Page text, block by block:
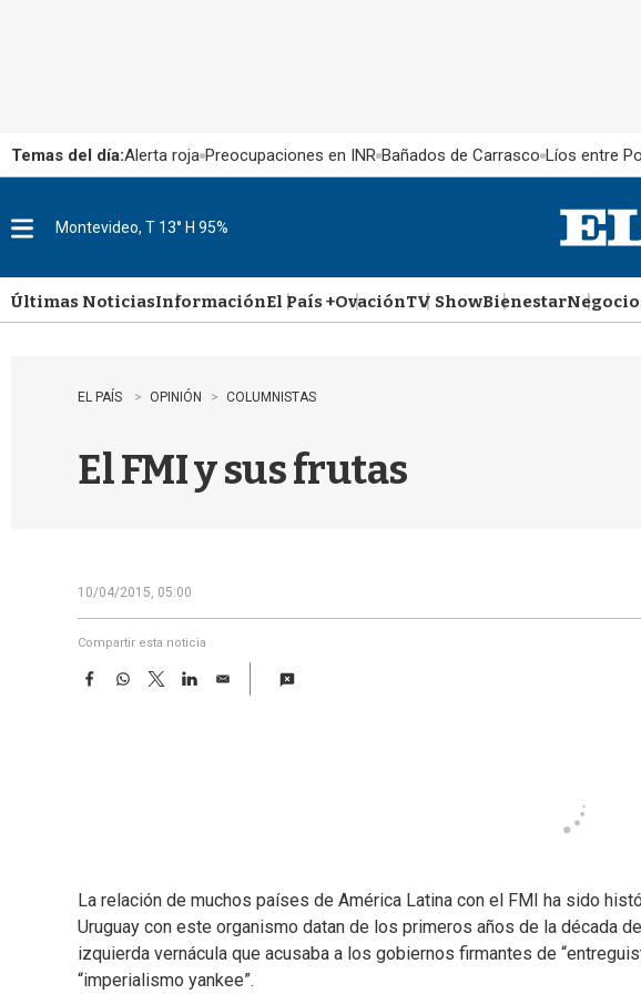
Temas del día:Alerta roja Preocupaciones en INR Bañados de Carrasco Líos entre
u
Montevideo, T 13° H 95%
Últimas NoticiasInformaciónEl País +OvaciónTV ShowBienestar
EL PAÍS OPINIÓN COLUMNISTAS
El FMI y sus frutas
10/04/2015, 05:00
Compartir esta noticia
F
W
T
w
L
E
La relación de muchos países de América Latina con el FMI ha sido
Uruguay con este organismo datan de los primeros años de la década
izquierda vernácula que acusaba a los gobiernos firmantes de
“imperialismo yankee”.